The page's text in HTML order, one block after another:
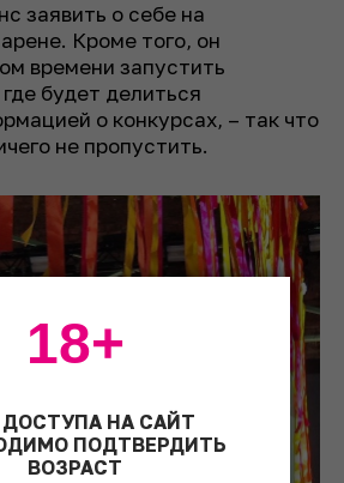
заявить о себе на
Кроме того, он
времени запустить
будет делиться
о конкурсах, – так что
не пропустить.
НА САЙТ
ПОДТВЕРДИТЬ
ВОЗРАСТ
18+